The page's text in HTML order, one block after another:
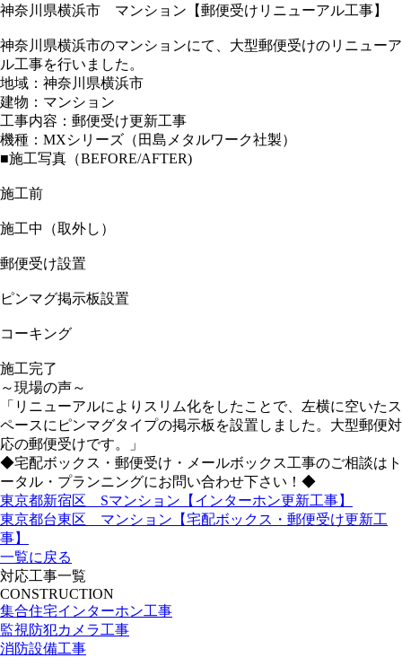
神奈川県横浜市 マンション【郵便受けリニューアル工事】
神奈川県横浜市のマンションにて、大型郵便受けのリニューア
ル工事を行いました。
地域：神奈川県横浜市
建物：マンション
工事内容：郵便受け更新工事
機種：MXシリーズ（田島メタルワーク社製）
■施工写真（BEFORE/AFTER)
施工前
施工中（取外し）
郵便受け設置
ピンマグ掲示板設置
コーキング
施工完了
～現場の声～
「リニューアルによりスリム化をしたことで、左横に空いたス
ペースにピンマグタイプの掲示板を設置しました。大型郵便対
応の郵便受けです。」
◆宅配ボックス・郵便受け・メールボックス工事のご相談はト
ータル・プランニングにお問い合わせ下さい！◆
東京都新宿区 Sマンション【インターホン更新工事】
東京都台東区 マンション【宅配ボックス・郵便受け更新工
事】
一覧に戻る
対応工事一覧
CONSTRUCTION
集合住宅インターホン工事
監視防犯カメラ工事
消防設備工事